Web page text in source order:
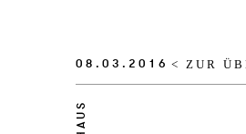
08.03.2016 < ZUR